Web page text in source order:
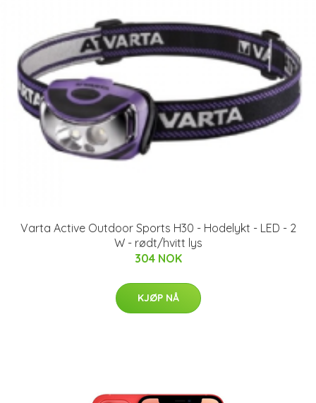
Varta Active Outdoor Sports H30 - Hodelykt - LED - 2
W - rødt/hvitt lys
304 NOK
KJØP NÅ